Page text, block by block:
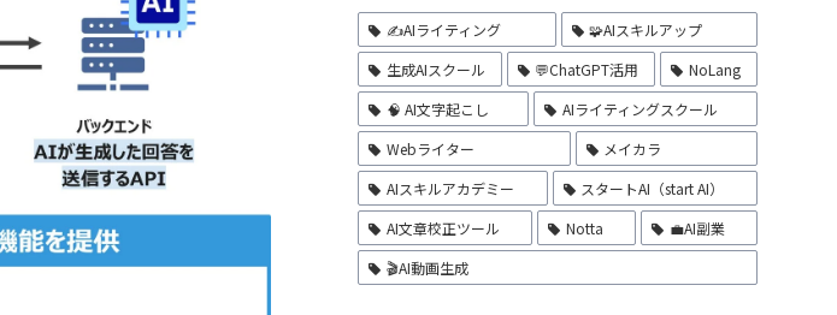
✍️AIライティング
🧩AIスキルアップ
生成AIスクール
💬ChatGPT活用
NoLang
🧠 AI文字起こし
AIライティングスクール
Webライター
メイカラ
AIスキルアカデミー
スタートAI（start AI）
AI文章校正ツール
Notta
💼AI副業
🎬AI動画生成